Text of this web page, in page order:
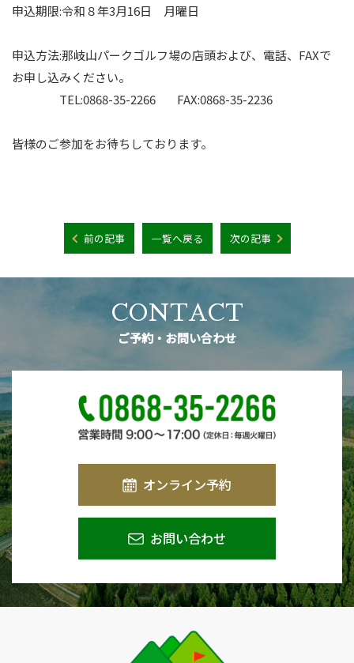
申込期限:令和８年3月16日 月曜日
申込方法:那岐山パークゴルフ場の店頭および、電話、FAXで
お申し込みください。
TEL:0868-35-2266 FAX:0868-35-2236
皆様のご参加をお待ちしております。
前の記事 一覧へ戻る 次の記事
CONTACT
ご予約・お問い合わせ
オンライン予約
お問い合わせ